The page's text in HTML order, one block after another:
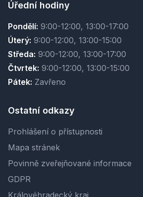
Úřední hodiny
Pondělí: 9:00-12:00, 13:00-17:00
Úterý: 9:00-12:00, 13:00-15:00
Středa: 9:00-12:00, 13:00-17:00
Čtvrtek: 9:00-12:00, 13:00-15:00
Pátek: Zavřeno
Ostatní odkazy
Prohlášení o přístupnosti
Mapa stránek
Povinně zveřejňované informace
GDPR
Královéhradecký kraj